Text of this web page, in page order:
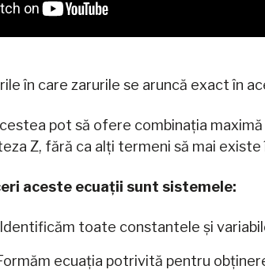
în care zarurile se aruncă exact în
pot să ofere combinația
Z, fără ca alți termeni să mai existe
aceste ecuații sunt sistemele:
toate constantele și
ecuația potrivită pentru